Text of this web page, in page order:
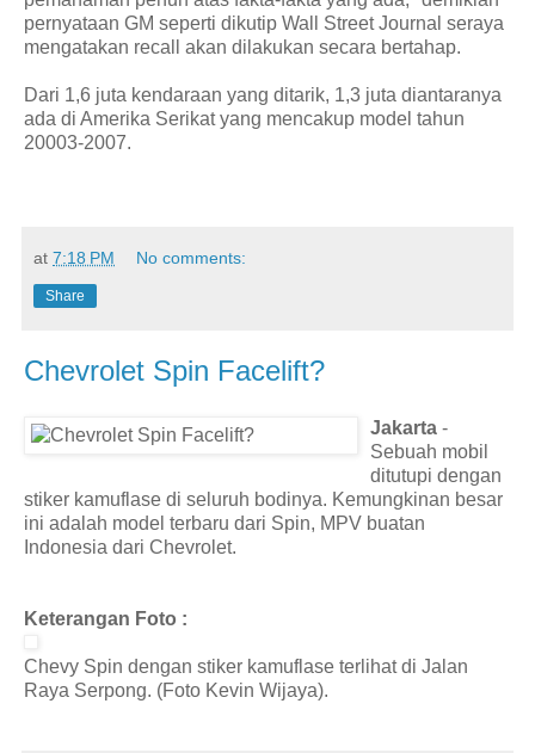
pernyataan GM seperti dikutip Wall Street Journal seraya
mengatakan recall akan dilakukan secara bertahap.
Dari 1,6 juta kendaraan yang ditarik, 1,3 juta diantaranya
ada di Amerika Serikat yang mencakup model tahun
20003-2007.
at 7:18 PM No comments:
Share
Chevrolet Spin Facelift?
Jakarta -
Sebuah mobil
ditutupi dengan
stiker kamuflase di seluruh bodinya. Kemungkinan besar
ini adalah model terbaru dari Spin, MPV buatan
Indonesia dari Chevrolet.
Keterangan Foto :
Chevy Spin dengan stiker kamuflase terlihat di Jalan
Raya Serpong. (Foto Kevin Wijaya).